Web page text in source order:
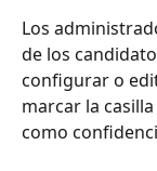
Los
de los
configurar o
marcar la
como